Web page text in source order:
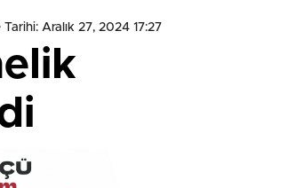
Aralık 27, 2024 17:27